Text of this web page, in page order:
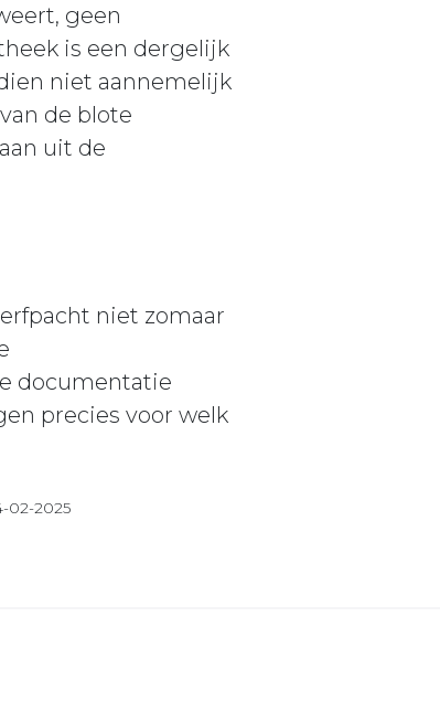
geen
is een dergelijk
niet aannemelijk
de blote
uit de
niet zomaar
documentatie
precies voor welk
02-2025